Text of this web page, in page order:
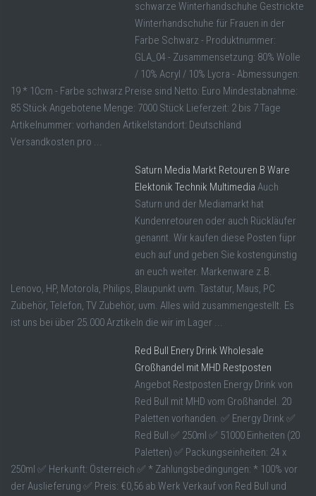
schwarze Winterhandschuhe Gestrickte
Winterhandschuhe für Frauen in der
Farbe Schwarz - Produktnummer:
GLA_04 - Zusammensetzung: 80% Wolle
/ 10% Acryl / 10% Lycra - Abmessungen:
19 * 10cm - Farbe schwarz Preise sind Netto: Euro Mindestabnahme:
85 Stück Angebotene Menge: 7000 Stück Lieferzeit: 2 bis 7 Tage
Artikelnummer: vorhanden Artikelstandort: Deutschland
Versandkosten pro ...
Saturn Media Markt Retouren B Ware
Elektonik Technik Multimedia Auch
Saturn und der Mediamarkt hat
Kundenretouren oder auch Rückläufer
genannt. Wir kaufen diese Posten füpr
euch auf und geben Sie kostengünstig
an euch weiter. Markenware z.B.
Lenovo, HP, Motorola, Philips, Blaupunkt uvm. Tastatur, Maus, PC
Zubehör, Telefon, TV Zubehör, uvm. Alles wild zusammengestellt. Es
ist uns bei über 25.000 Arztikeln die wir im Lager ...
Red Bull Enery Drink Wholesale
Großhandel mit MHD Restposten
Angebot Restposten Energy Drink von
Red Bull mit MHD vom Großhandel. 20
Paletten vorhanden. ✅ Energy Drink ✅
Red Bull ✅ 250ml ✅ 51000 Einheiten (20
Paletten) ✅ Packungseinheiten: 24 x
250ml ✅ Herkunft: Österreich ✅ * Zahlungsbedingungen: * 100% vor
der Auslieferung ✅ Preis: €0,56 ab Werk Verkauf von Red Bull und